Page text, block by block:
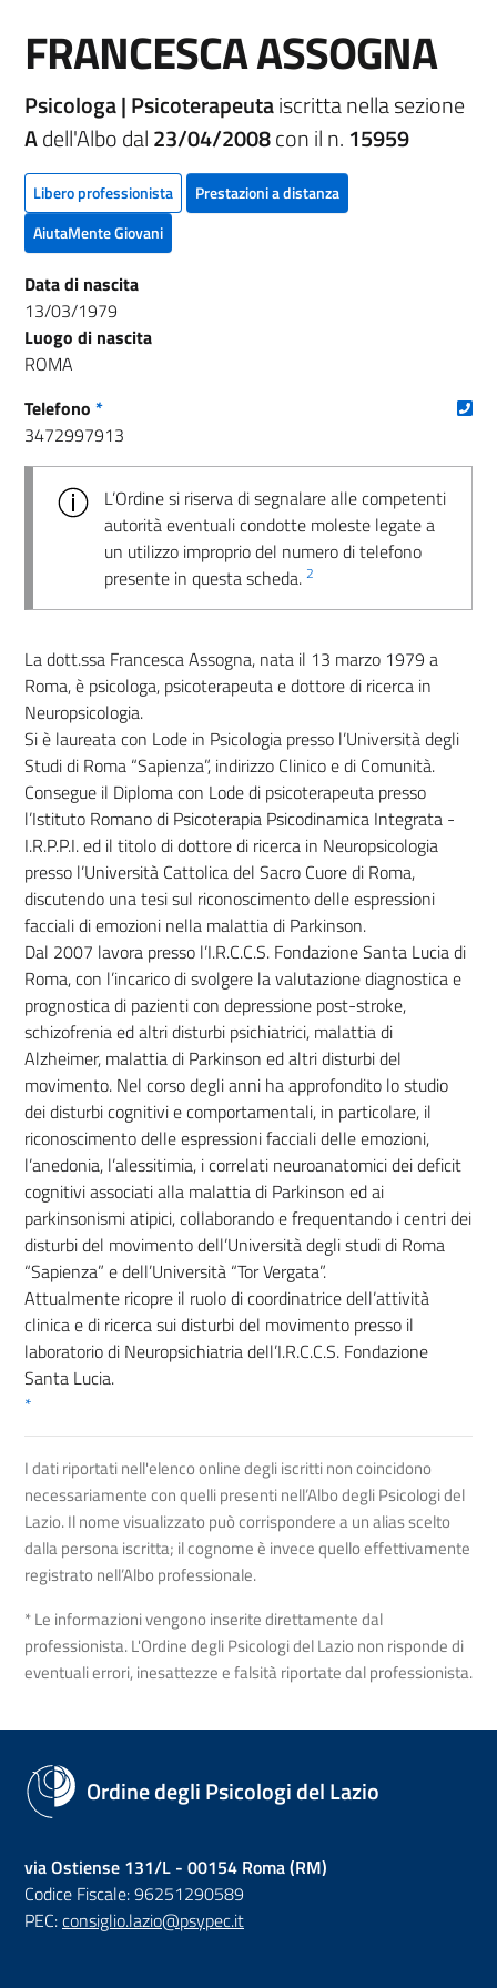
FRANCESCA ASSOGNA
Psicologa | Psicoterapeutaiscritta nella sezione
Adell'Albo dal23/04/2008con il n. 15959
Libero professionista
Prestazioni a distanza
AiutaMente Giovani
Data di nascita
13/03/1979
Luogo di nascita
ROMA
Telefono *
3472997913
L’Ordine si riserva di segnalare alle competenti
autorità eventuali condotte moleste legate a
un utilizzo improprio del numero di telefono
presente in questa scheda. 2
La dott.ssa Francesca Assogna, nata il 13 marzo 1979 a
Roma, è psicologa, psicoterapeuta e dottore di ricerca in
Neuropsicologia.
Si è laureata con Lode in Psicologia presso l’Università degli
Studi di Roma “Sapienza”, indirizzo Clinico e di Comunità.
Consegue il Diploma con Lode di psicoterapeuta presso
l’Istituto Romano di Psicoterapia Psicodinamica Integrata -
I.R.P.P.I. ed il titolo di dottore di ricerca in Neuropsicologia
presso l’Università Cattolica del Sacro Cuore di Roma,
discutendo una tesi sul riconoscimento delle espressioni
facciali di emozioni nella malattia di Parkinson.
Dal 2007 lavora presso l’I.R.C.C.S. Fondazione Santa Lucia di
Roma, con l’incarico di svolgere la valutazione diagnostica e
prognostica di pazienti con depressione post-stroke,
schizofrenia ed altri disturbi psichiatrici, malattia di
Alzheimer, malattia di Parkinson ed altri disturbi del
movimento. Nel corso degli anni ha approfondito lo studio
dei disturbi cognitivi e comportamentali, in particolare, il
riconoscimento delle espressioni facciali delle emozioni,
l’anedonia, l’alessitimia, i correlati neuroanatomici dei deficit
cognitivi associati alla malattia di Parkinson ed ai
parkinsonismi atipici, collaborando e frequentando i centri dei
disturbi del movimento dell’Università degli studi di Roma
“Sapienza” e dell’Università “Tor Vergata”.
Attualmente ricopre il ruolo di coordinatrice dell’attività
clinica e di ricerca sui disturbi del movimento presso il
laboratorio di Neuropsichiatria dell’I.R.C.C.S. Fondazione
Santa Lucia.
*
I dati riportati nell'elenco online degli iscritti non coincidono
necessariamente con quelli presenti nell’Albo degli Psicologi del
Lazio. Il nome visualizzato può corrispondere a un alias scelto
dalla persona iscritta; il cognome è invece quello effettivamente
registrato nell’Albo professionale.
* Le informazioni vengono inserite direttamente dal
professionista. L'Ordine degli Psicologi del Lazio non risponde di
eventuali errori, inesattezze e falsità riportate dal professionista.
Ordine degli Psicologi del Lazio
via Ostiense 131/L - 00154 Roma (RM)
Codice Fiscale: 96251290589
PEC:consiglio.lazio@psypec.it